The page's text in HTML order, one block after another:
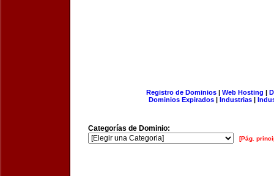
Registro de Dominios| Web Hosting |
Dominios Expirados | Industrias |
Categorías de Dominio:
[Pág.